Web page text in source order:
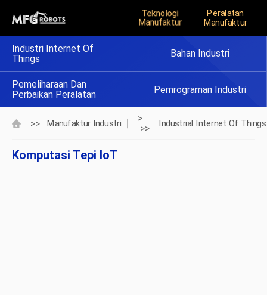
Teknologi
Manufaktur
Peralatan
Manufaktur
Industri Internet Of
Things
Bahan Industri
Pemeliharaan Dan
Perbaikan Peralatan
Pemrograman Industri
>> Manufaktur Industri
>
>>
Industrial Internet Of Things
Komputasi Tepi IoT